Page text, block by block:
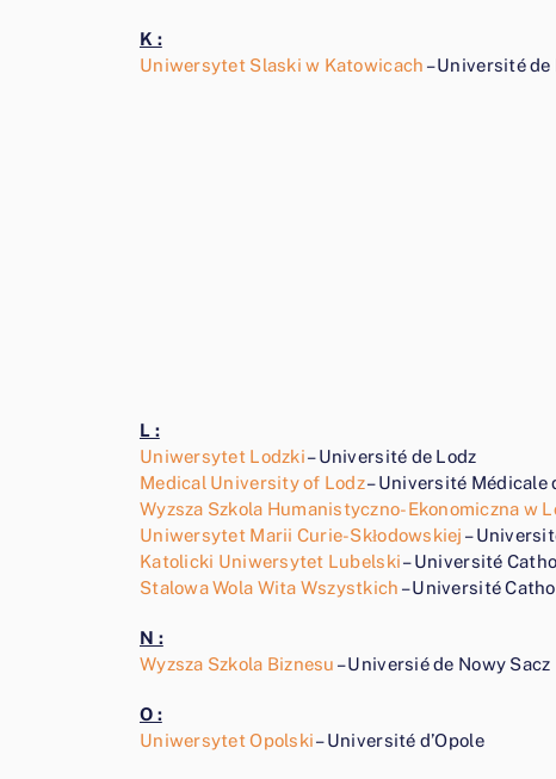
K :
Uniwersytet Slaski w Katowicach – Université
L :
Uniwersytet Lodzki– Université de Lodz
Medical University of Lodz– Université Médicale
Wyzsza Szkola Humanistyczno-Ekonomiczna w
Uniwersytet Marii Curie-Skłodowskiej –
Katolicki Uniwersytet Lubelski– Université
Stalowa Wola Wita Wszystkich – Université
N :
Wyzsza Szkola Biznesu – Universié de Nowy Sacz
O :
Uniwersytet Opolski– Université d’Opole